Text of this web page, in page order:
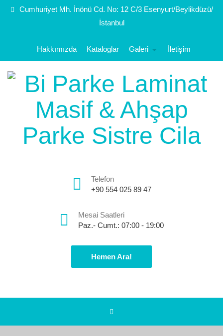
Cumhuriyet Mh. İnönü Cd. No: 12 C/3 Esenyurt/Beylikdüzü/
İstanbul
Hakkımızda Kataloglar Galeri İletişim
Telefon
+90 554 025 89 47
Mesai Saatleri
Paz.- Cumt.: 07:00 - 19:00
Hemen Ara!